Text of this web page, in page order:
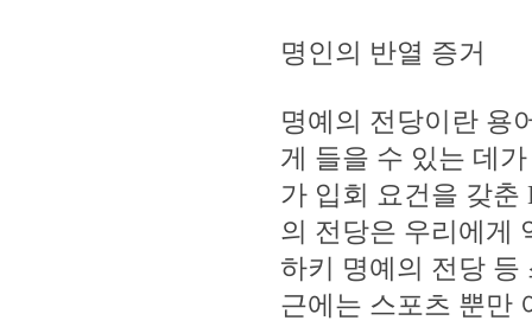
명인의 반열 증거
명예의 전당이란 용
게 들을 수 있는 데
가 입회 요건을 갖춘
의 전당은 우리에게
하키 명예의 전당 등
근에는 스포츠 뿐만